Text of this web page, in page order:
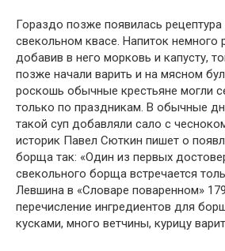
Гораздо позже появилась
свекольном квасе. Напиток немного
добавив в него морковь и капусту,
позже начали варить и на мясном
роскошь обычные крестьяне могли
только по праздникам. В обычные
такой суп добавляли сало с
историк Павел Сюткин пишет о
борща так: «Один из первых
свекольного борща встречается
Левшина в «Словаре поваренном»
перечисление ингредиентов для
кусками, много ветчины, курицу